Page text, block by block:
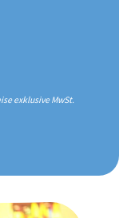
exklusive MwSt.